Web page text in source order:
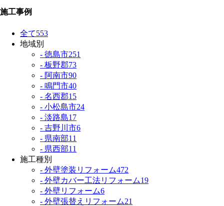
施工事例
全て553
地域別
- 徳島市251
- 板野郡73
- 阿南市90
- 鳴門市40
- 名西郡15
- 小松島市24
- 淡路島17
- 吉野川市6
- 県南部11
- 県西部11
施工種別
- 外壁塗装リフォーム472
- 外壁カバー工法リフォーム19
- 外壁リフォーム6
- 外壁張替えリフォーム21